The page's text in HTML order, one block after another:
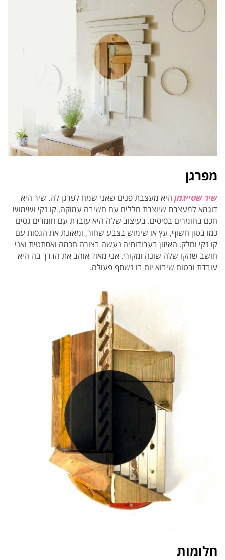
מפרגן
שיר שטייגמן היא מעצבת פנים שאני שמח לפרגן לה. שיר היא
דוגמא למעצבת שיוצרת חללים עם חשיבה עמוקה, קו נקי ושימוש
חכם בחומרים בסיסים. בעיצוב שלה היא עובדת עם חומרים גסים
כמו בטון חשוף, עץ או שימוש בצבע שחור, ומאזנת את הגסות עם
קו נקי וחלק. האיזון בעבודותיה נעשה בצורה חכמה ואסתטית ואני
חושב שהקו שלה שונה ומקורי. אני מאוד אוהב את הדרך בה היא
עובדת ובטוח שיבוא יום בו נשתף פעולה.
חלומות